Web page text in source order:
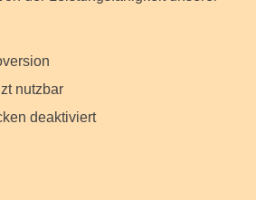
nutzbar
deaktiviert